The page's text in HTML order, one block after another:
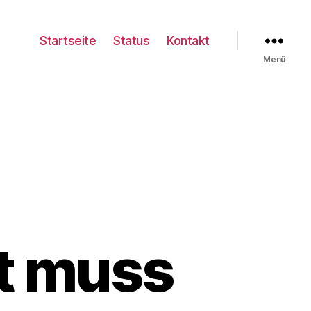
Startseite Status Kontakt
Menü
muss